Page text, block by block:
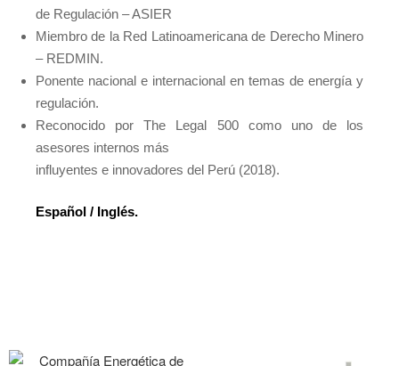
de Regulación – ASIER
Miembro de la Red Latinoamericana de Derecho Minero
– REDMIN.
Ponente nacional e internacional en temas de energía y
regulación.
Reconocido por The Legal 500 como uno de los
asesores internos más
influyentes e innovadores del Perú (2018).
Español / Inglés.